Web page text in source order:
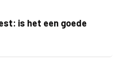
is het een goede